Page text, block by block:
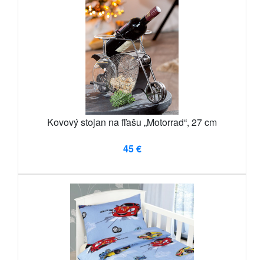
Kovový stojan na fľašu „Motorrad“, 27 cm
45 €